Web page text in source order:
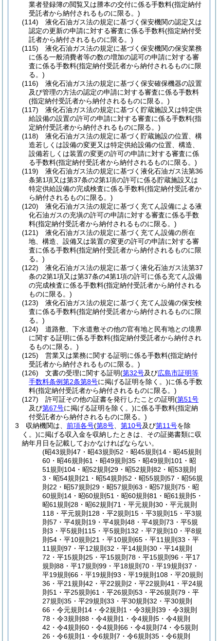
業者登録簿の閲覧又は謄本の交付に係る手数料(指定納付
受託者から納付されるものに限る。)
(114)
液化石油ガス法の規定に基づく保安機関の認定又は
認定の更新の申請に対する審査に係る手数料(指定納付受
託者から納付されるものに限る。)
(115)
液化石油ガス法の規定に基づく保安機関の保安業務
に係る一般消費者等の数の増加の認可の申請に対する審
査に係る手数料(指定納付受託者から納付されるものに限
る。)
(116)
液化石油ガス法の規定に基づく保安確保機器の設置
及び管理の方法の認定の申請に対する審査に係る手数料
(指定納付受託者から納付されるものに限る。)
(117)
液化石油ガス法の規定に基づく貯蔵施設又は特定供
給設備の設置の許可の申請に対する審査に係る手数料(指
定納付受託者から納付されるものに限る。)
(118)
液化石油ガス法の規定に基づく貯蔵施設の位置、構
造若しくは設備の変更又は特定供給設備の位置、構造、
設備若しくは装置の変更の許可の申請に対する審査に係
る手数料(指定納付受託者から納付されるものに限る。)
(119)
液化石油ガス法の規定に基づく液化石油ガス法第36
条第1項又は第37条の2第1項の許可に係る貯蔵施設又は
特定供給設備の完成検査に係る手数料(指定納付受託者か
ら納付されるものに限る。)
(120)
液化石油ガス法の規定に基づく充てん設備による液
化石油ガスの充塡の許可の申請に対する審査に係る手数
料(指定納付受託者から納付されるものに限る。)
(121)
液化石油ガス法の規定に基づく充てん設備の所在
地、構造、設備又は装置の変更の許可の申請に対する審
査に係る手数料(指定納付受託者から納付されるものに限
る。)
(122)
液化石油ガス法の規定に基づく液化石油ガス法第37
条の2第1項又は第37条の4第1項の許可に係る充てん設備
の完成検査に係る手数料(指定納付受託者から納付される
ものに限る。)
(123)
液化石油ガス法の規定に基づく充てん設備の保安検
査に係る手数料(指定納付受託者から納付されるものに限
る。)
(124)
道路敷、下水道敷その他の官有地と民有地との境界
に関する証明に係る手数料(指定納付受託者から納付され
るものに限る。)
(125)
営業又は業務に関する証明に係る手数料(指定納付
受託者から納付されるものに限る。)
(126)
文書の受理に関する証明(第32号及び広島市証明等
手数料条例第2条第8号に掲げる証明を除く。)に係る手数
料(指定納付受託者から納付されるものに限る。)
(127)
許可証その他の証書を発行したことの証明(第51号
及び第67号に掲げる証明を除く。)に係る手数料(指定納
付受託者から納付されるものに限る。)
3
収納機関は、 前項各号(第8号 第10号及び第11号を除
く。)に掲げる収入金を収納したときは、その証拠書類に収
納年月日を記載しておかなければならない。
(昭43規則47・昭43規則52・昭45規則14・昭45規則
60・昭46規則61・昭49規則35・昭49規則101・昭
51規則104・昭52規則29・昭52規則82・昭53規則
3・昭54規則21・昭54規則52・昭55規則57・昭56規
則22・昭57規則29・昭57規則63・昭57規則75・昭
60規則14・昭60規則51・昭60規則81・昭61規則5・
昭61規則28・昭62規則71・平元規則30・平元規則
118・平元規則128・平2規則15・平3規則15・平3規
則57・平4規則19・平4規則48・平4規則73・平5規
則3・平5規則115・平5規則132・平7規則10・平8規
則54・平10規則21・平10規則65・平11規則33・平
11規則97・平12規則32・平14規則30・平14規則
72・平15規則25・平15規則78・平15規則96・平17
規則88・平17規則99・平18規則70・平19規則37・
平19規則66・平19規則93・平19規則108・平20規則
36・平21規則42・平22規則2・平22規則41・平24規
則51・平25規則61・平26規則53・平26規則79・平
27規則35・平29規則33・平30規則32・平30規則
66・令元規則14・令2規則1・令3規則39・令3規則
78・令3規則88・令4規則1・令4規則5・令4規則
42・令4規則60・令4規則66・令4規則74・令5規則
26・令6規則1・令6規則7・令6規則35・令6規則